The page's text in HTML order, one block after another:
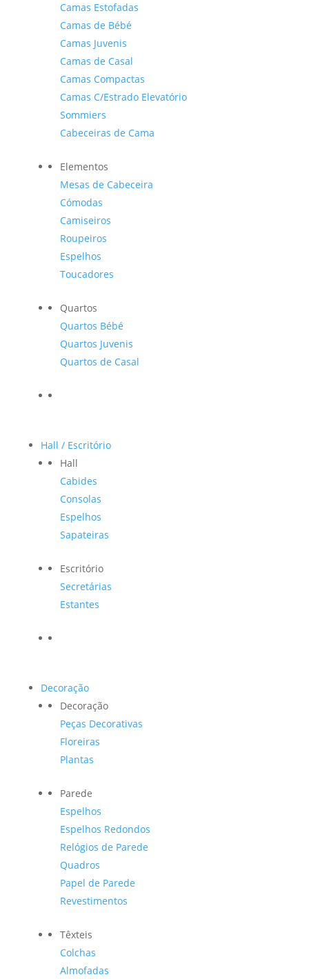
Camas Estofadas
Camas de Bébé
Camas Juvenis
Camas de Casal
Camas Compactas
Camas C/Estrado Elevatório
Sommiers
Cabeceiras de Cama
Elementos
Mesas de Cabeceira
Cómodas
Camiseiros
Roupeiros
Espelhos
Toucadores
Quartos
Quartos Bébé
Quartos Juvenis
Quartos de Casal
Hall / Escritório
Hall
Cabides
Consolas
Espelhos
Sapateiras
Escritório
Secretárias
Estantes
Decoração
Decoração
Peças Decorativas
Floreiras
Plantas
Parede
Espelhos
Espelhos Redondos
Relógios de Parede
Quadros
Papel de Parede
Revestimentos
Têxteis
Colchas
Almofadas